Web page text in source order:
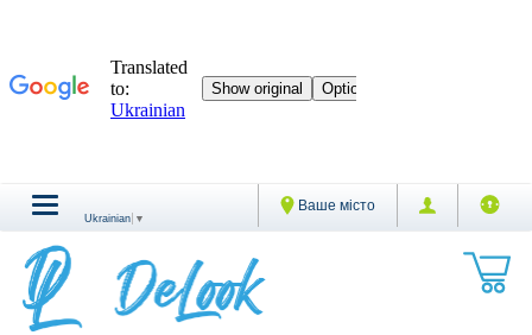
Ваше місто
Ukrainian ▼